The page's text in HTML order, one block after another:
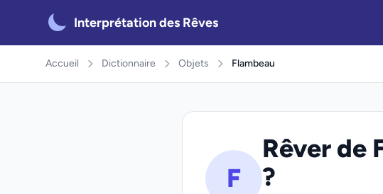
Interprétation des Rêves
Accueil Dictionnaire Objets Flambeau
F
Rêver de
?